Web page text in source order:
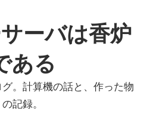
ーバは香炉
ある
。計算機の話と、作った物
の記録。